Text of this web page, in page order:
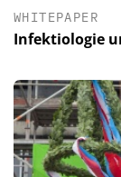
WHITEPAPER
Infektiologie